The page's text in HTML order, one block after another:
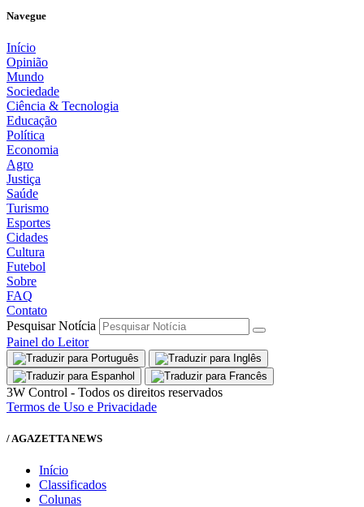
Navegue
Início
Opinião
Mundo
Sociedade
Ciência & Tecnologia
Educação
Política
Economia
Agro
Justiça
Saúde
Turismo
Esportes
Cidades
Cultura
Futebol
Sobre
FAQ
Contato
Pesquisar Notícia
Painel do Leitor
3W Control - Todos os direitos reservados
Termos de Uso e Privacidade
/ AGAZETTA NEWS
Início
Classificados
Colunas